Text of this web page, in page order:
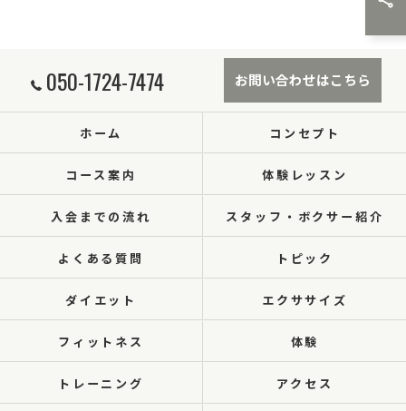
050-1724-7474 お問い合わせはこちら
ホーム コンセプト
コース案内 体験レッスン
入会までの流れ スタッフ・ボクサー紹介
よくある質問 トピック
ダイエット エクササイズ
フィットネス 体験
トレーニング アクセス